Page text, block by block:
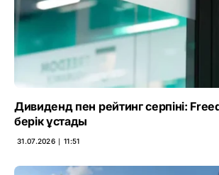
Дивиденд пен рейтинг серпіні:
берік ұстады
31.07.2026 ∣ 11:51